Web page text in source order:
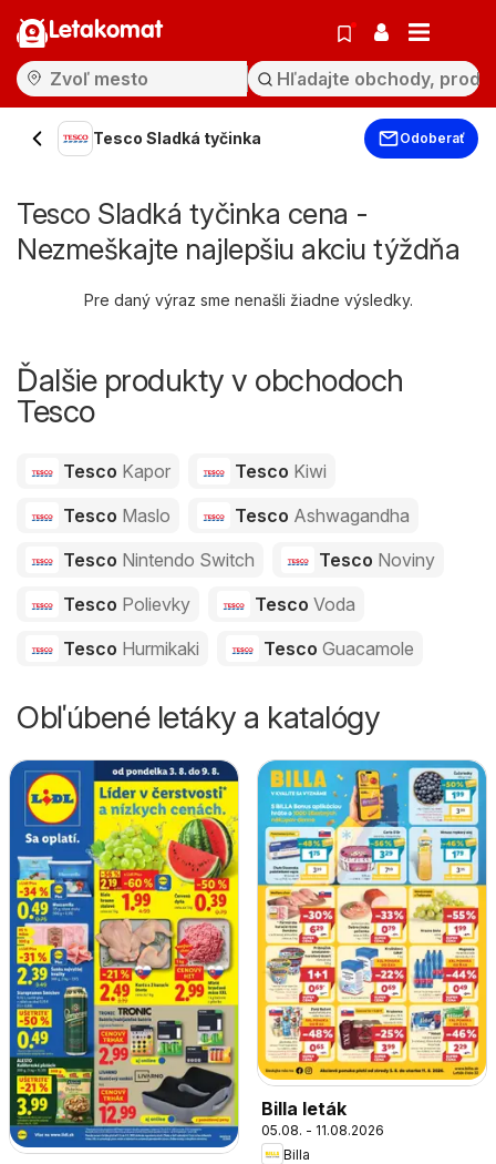
Letakomat
Tesco Sladká tyčinka Odoberať
Tesco Sladká tyčinka cena -
Nezmeškajte najlepšiu akciu týždňa
Pre daný výraz sme nenašli žiadne výsledky.
Ďalšie produkty v obchodoch
Tesco
Tesco Kapor Tesco Kiwi
Tesco Maslo Tesco Ashwagandha
Tesco Nintendo Switch Tesco Noviny
Tesco Polievky Tesco Voda
Tesco Hurmikaki Tesco Guacamole
Obľúbené letáky a katalógy
Billa leták
05.08. - 11.08.2026
Billa